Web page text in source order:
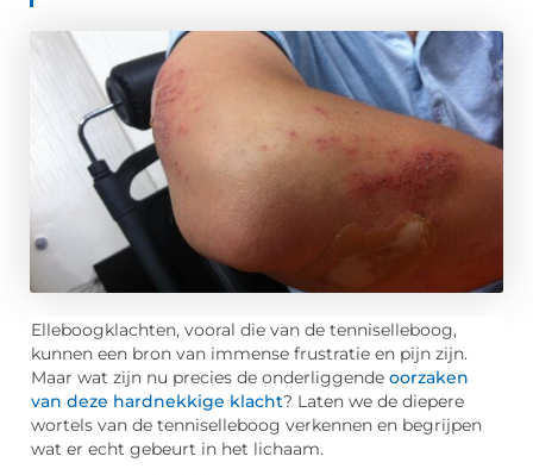
Elleboogklachten, vooral die van de tenniselleboog,
kunnen een bron van immense frustratie en pijn zijn.
Maar wat zijn nu precies de onderliggende oorzaken
van deze hardnekkige klacht? Laten we de diepere
wortels van de tenniselleboog verkennen en begrijpen
wat er echt gebeurt in het lichaam.